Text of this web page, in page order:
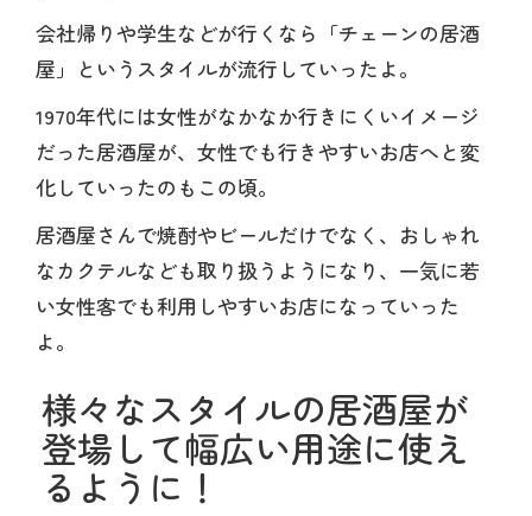
会社帰りや学生などが行くなら「チェーンの居酒
屋」というスタイルが流行していったよ。
1970年代には女性がなかなか行きにくいイメージ
だった居酒屋が、女性でも行きやすいお店へと変
化していったのもこの頃。
居酒屋さんで焼酎やビールだけでなく、おしゃれ
なカクテルなども取り扱うようになり、一気に若
い女性客でも利用しやすいお店になっていった
よ。
様々なスタイルの居酒屋が
登場して幅広い用途に使え
るように！